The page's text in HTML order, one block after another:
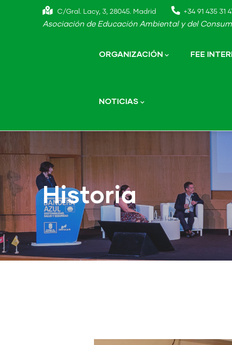
C/Gral. Lacy, 3, 28045. Madrid +34 91 435 31
Asociación de Educación Ambiental y del
navigation
ORGANIZACIÓN FEE
NOTICIAS
Historia